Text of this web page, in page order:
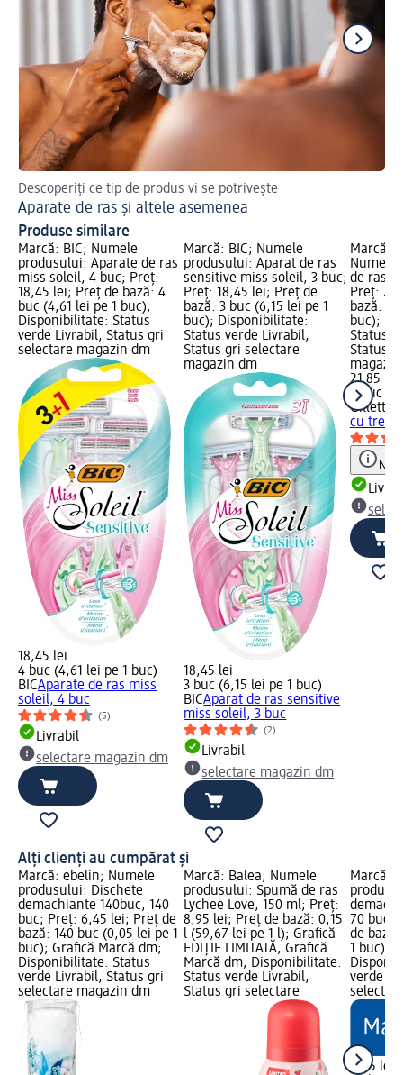
Descoperiți ce tip de produs vi se potrivește
Aparate de ras și altele asemenea
Produse similare
Marcă: BIC; Numele
produsului: Aparate de ras
miss soleil, 4 buc; Preț:
18,45 lei; Preț de bază: 4
buc (4,61 lei pe 1 buc);
Disponibilitate: Status
verde Livrabil, Status gri
selectare magazin dm
18,45 lei
4 buc (4,61 lei pe 1 buc)
BICAparate de ras miss
soleil, 4 buc
(5)
Livrabil
selectare magazin dm
Marcă: BIC; Numele
produsului: Aparat de ras
sensitive miss soleil, 3 buc;
Preț: 18,45 lei; Preț de
bază: 3 buc (6,15 lei pe 1
buc); Disponibilitate:
Status verde Livrabil,
Status gri selectare
magazin dm
18,45 lei
3 buc (6,15 lei pe 1 buc)
BICAparat de ras sensitive
miss soleil, 3 buc
(2)
Livrabil
selectare magazin dm
Marcă:
Numele
de ras
Preț:
bază: 4
buc);
Status
Status
21,85 lei
4 buc
Gillette
cu trei
Notă
Alți clienți au cumpărat și
Marcă: ebelin; Numele
produsului: Dischete
demachiante 140buc, 140
buc; Preț: 6,45 lei; Preț de
bază: 140 buc (0,05 lei pe 1
buc); Grafică Marcă dm;
Disponibilitate: Status
verde Livrabil, Status gri
selectare magazin dm
Marcă: Balea; Numele
produsului: Spumă de ras
Lychee Love, 150 ml; Preț:
8,95 lei; Preț de bază: 0,15
l (59,67 lei pe 1 l); Grafică
EDIȚIE LIMITATĂ, Grafică
Marcă dm; Disponibilitate:
Status verde Livrabil,
Status gri selectare
Marcă:
70 buc;
de
1 buc);
verde
4,45 lei